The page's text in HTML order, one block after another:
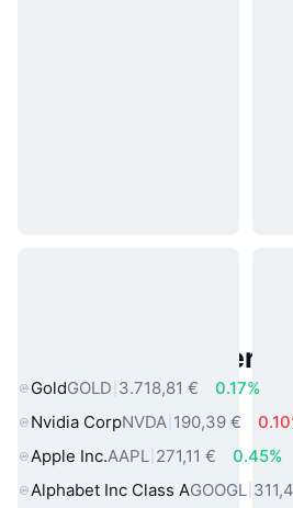
Beliebte reale
GoldGOLD 3.718,81 €
0.17%
Nvidia CorpNVDA 190,39 €
Apple Inc.AAPL 271,11 €
0.45%
Alphabet Inc Class AGOOGL